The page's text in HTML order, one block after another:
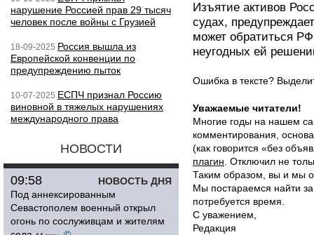
нарушение Россией прав 29 тысяч
человек после войны с Грузией
18-09-2025 Россия вышла из
Европейской конвенции по
предупреждению пыток
10-07-2025 ЕСПЧ признал Россию
виновной в тяжелых нарушениях
международного права
НОВОСТИ
НОВОСТЬ ДНЯ
09:58
Под аннексированным
Севастополем военный открыл
огонь по сослуживцам и жителям
Изъятие активов
судах,
может обратиться
неугодных ей
Ошибка в тексте?
Уважаемые читатели!
Многие годы на нашем
комментирования,
(как говорится «без
плагин . Отключил не
Таким образом, вы и мы
Мы постараемся найти
потребуется время.
С уважением,
Редакция